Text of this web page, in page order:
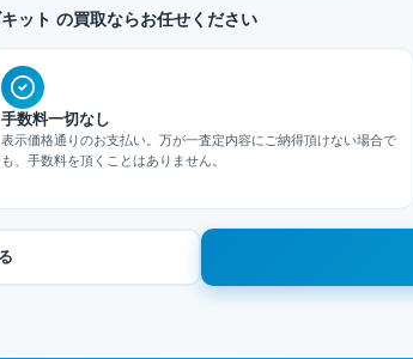
ット の買取ならお任せください
手数料一切なし
表示価格通りのお支払い。万が一査定内容にご納得頂けない場合で
も、手数料を頂くことはありません。